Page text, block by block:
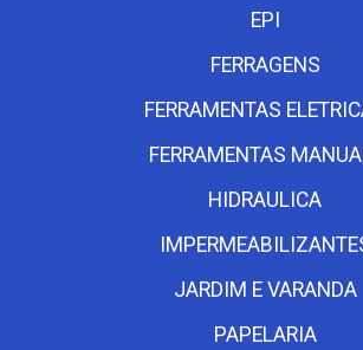
EPI
FERRAGENS
FERRAMENTAS
FERRAMENTAS
HIDRAULICA
JARDIM E VARANDA
PAPELARIA